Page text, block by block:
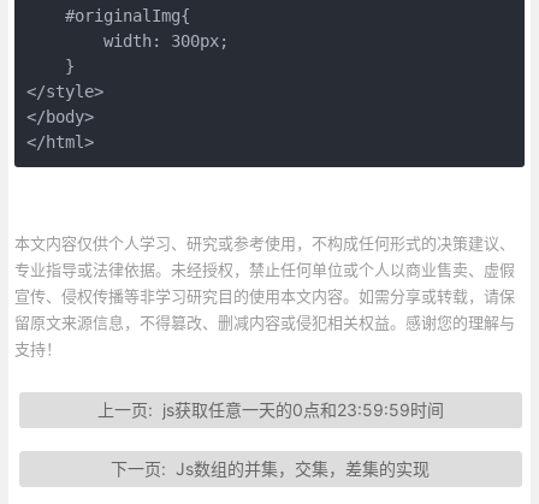
    #originalImg{
        width: 300px;
    }
</style>
</body>
</html>
本文内容仅供个人学习、研究或参考使用，不构成任何形式的决策建议、
专业指导或法律依据。未经授权，禁止任何单位或个人以商业售卖、虚假
宣传、侵权传播等非学习研究目的使用本文内容。如需分享或转载，请保
留原文来源信息，不得篡改、删减内容或侵犯相关权益。感谢您的理解与
支持！
上一页: js获取任意一天的0点和23:59:59时间
下一页:Js数组的并集，交集，差集的实现